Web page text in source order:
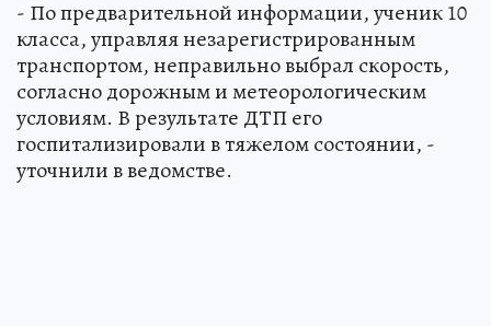
- По предварительной информации, ученик 10
класса, управляя незарегистрированным
транспортом, неправильно выбрал скорость,
согласно дорожным и метеорологическим
условиям. В результате ДТП его
госпитализировали в тяжелом состоянии, -
уточнили в ведомстве.